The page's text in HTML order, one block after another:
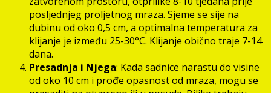
posljednjeg proljetnog mraza. Sjeme se sije na
dubinu od oko 0,5 cm, a optimalna temperatura za
klijanje je između 25-30°C. Klijanje obično traje 7-14
dana.
Presadnja i Njega: Kada sadnice narastu do visine
od oko 10 cm i prođe opasnost od mraza, mogu se